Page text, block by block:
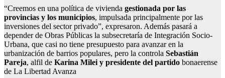
“Creemos en una política de vivienda gestionada por las
provincias y los municipios, impulsada principalmente por las
inversiones del sector privado”, expresaron. Además pasará a
depender de Obras Públicas la subsecretaría de Integración Socio-
Urbana, que casi no tiene presupuesto para avanzar en la
urbanización de barrios populares, pero la controla Sebastián
Pareja, alfil de Karina Milei y presidente del partido bonaerense
de La Libertad Avanza